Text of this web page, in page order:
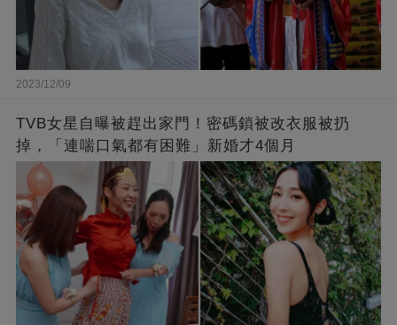
2023/12/09
TVB女星自曝被趕出家門！密碼鎖被改衣服被扔
掉，「連喘口氣都有困難」新婚才4個月